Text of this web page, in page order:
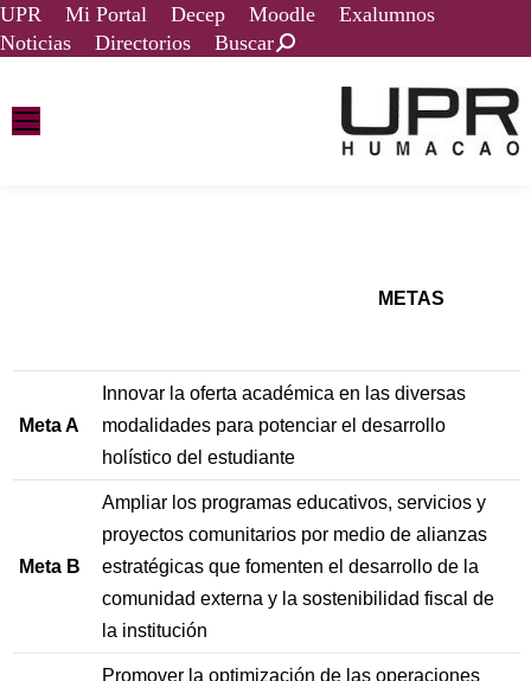
UPR Mi Portal Decep Moodle
Exalumnos
Noticias
Directorios Buscar
METAS
Meta A
Innovar la oferta académica en las diversas
modalidades para potenciar el desarrollo
holístico del estudiante
Meta B
Ampliar los programas educativos, servicios y
proyectos comunitarios por medio de alianzas
estratégicas que fomenten el desarrollo de la
comunidad externa y la sostenibilidad fiscal de
la institución
Promover la optimización de las operaciones